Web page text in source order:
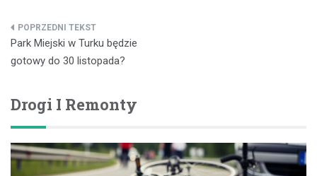
Nawigacja
wpisu
Park Miejski w Turku będzie
gotowy do 30 listopada?
Drogi I Remonty